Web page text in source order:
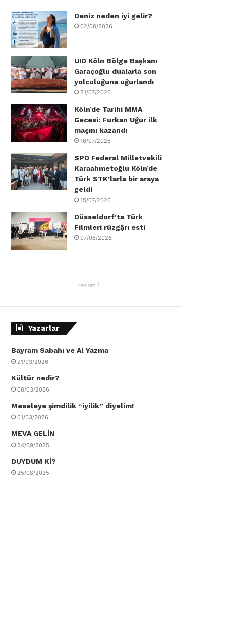
o
o
e
r
d
n
b
g
a
m
k
Deniz neden iyi gelir?
02/08/2026
UID Köln Bölge Başkanı
Garaçoğlu dualarla son
yolculuğuna uğurlandı
31/07/2026
Köln’de Tarihi MMA
Gecesi: Furkan Uğur ilk
maçını kazandı
16/07/2026
SPD Federal Milletvekili
Karaahmetoğlu Köln’de
Türk STK’larla bir araya
geldi
15/07/2026
Düsseldorf’ta Türk
Filmleri rüzgậrı esti
07/06/2026
reklam 1
Yazarlar
Bayram Sabahı ve Al Yazma
21/03/2026
Kültür nedir?
08/03/2026
Meseleye şimdilik “iyilik” diyelim!
01/03/2026
MEVA GELİN
24/09/2025
DUYDUM Kİ?
25/08/2025